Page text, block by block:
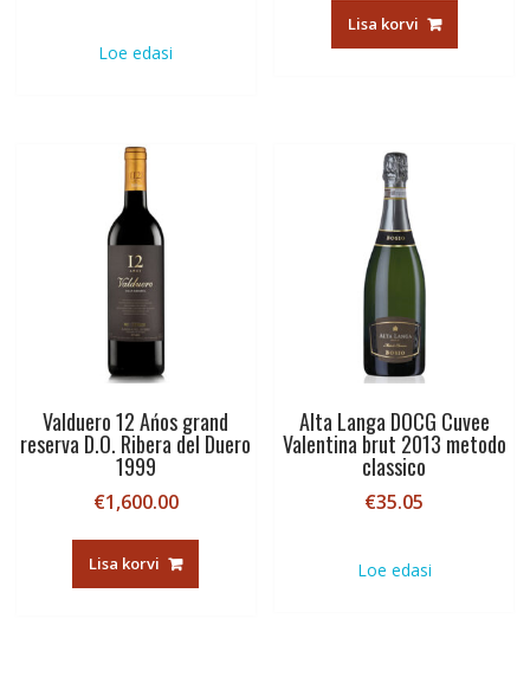
Loe edasi
Lisa korvi
Valduero 12 Ańos grand
reserva D.O. Ribera del Duero
1999
€1,600.00
Lisa korvi
Alta Langa DOCG Cuvee
Valentina brut 2013 metodo
classico
€35.05
Loe edasi